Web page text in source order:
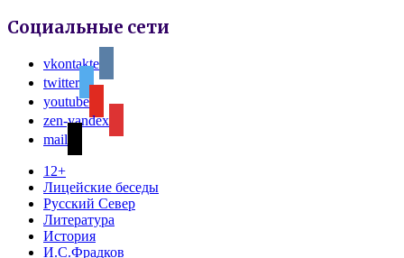
Социальные сети
vkontakte
twitter
youtube
zen-yandex
mail
12+
Лицейские беседы
Русский Север
Литература
История
И.С.Фрадков